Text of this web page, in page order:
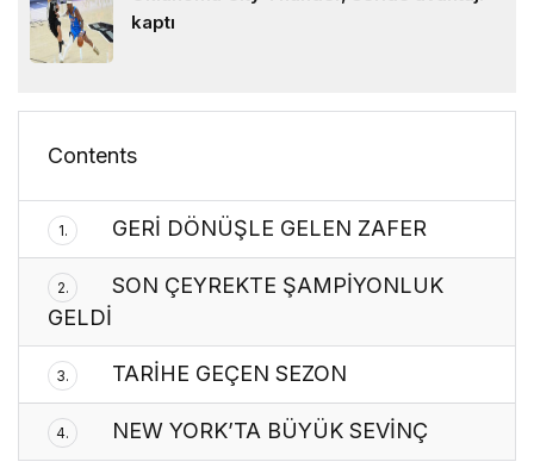
kaptı
Contents
1. GERİ DÖNÜŞLE GELEN ZAFER
2.
SON ÇEYREKTE ŞAMPİYONLUK
GELDİ
3. TARİHE GEÇEN SEZON
4. NEW YORK’TA BÜYÜK SEVİNÇ